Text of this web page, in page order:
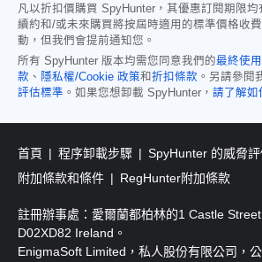
凡以折扣價購買 SpyHunter，其優惠訂閱期限
續約和/或未來購買將按屆時適用的標準價格收
動，但我們會提前通知您。
所有 SpyHunter 版本均需您同意我們的最終使
款 、 隱私權/Cookie 政策和折扣條款 。另請參閱
評估標準 。如果您想卸載 SpyHunter， 請了解如
首頁 程序卸載步驟 SpyHunter 的威脅
附加條款和條件
RegHunter附加條款
註冊辦事處：愛爾蘭都柏林的1 Castle
D02XD82 Ireland。
EnigmaSoft Limited，私人股份有限公司，